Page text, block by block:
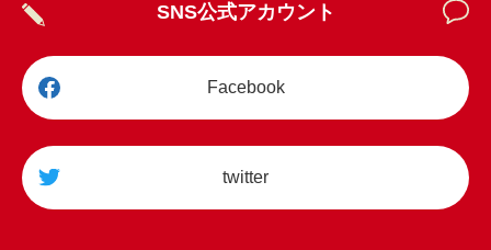
SNS公式アカウント
Facebook
twitter